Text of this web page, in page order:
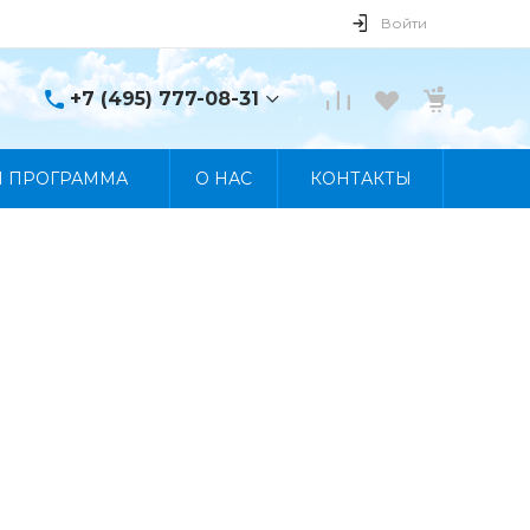
Войти
+7 (495) 777-08-31
+7 (495) 777-08-31
ПРОГРАММА О НАС КОНТАКТЫ